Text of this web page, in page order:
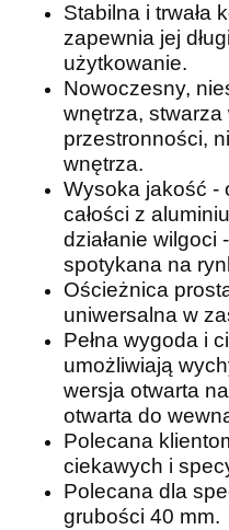
Stabilna i trwała
zapewnia jej
użytkowanie.
Nowoczesny,
wnętrza,
przestronności,
wnętrza.
Wysoka jakość -
całości z
działanie wilgoci
spotykana na
Ościeżnica
uniwersalna w
Pełna wygoda i
umożliwiają
wersja otwarta
otwarta do
Polecana
ciekawych i
Polecana dla
grubości 40 mm.